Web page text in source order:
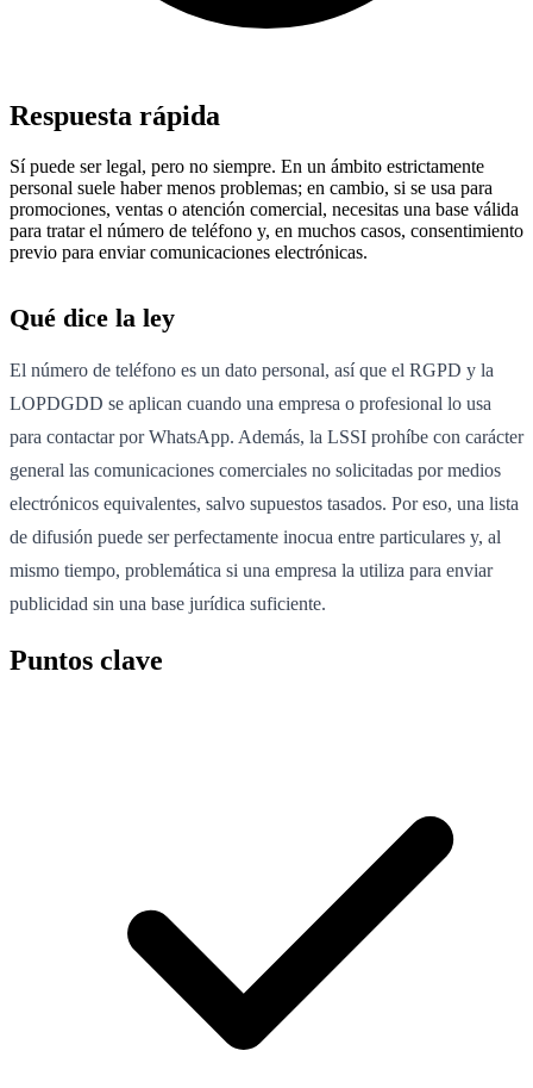
Respuesta rápida
Sí puede ser legal, pero no siempre. En un ámbito estrictamente
personal suele haber menos problemas; en cambio, si se usa para
promociones, ventas o atención comercial, necesitas una base válida
para tratar el número de teléfono y, en muchos casos, consentimiento
previo para enviar comunicaciones electrónicas.
Qué dice la ley
El número de teléfono es un dato personal, así que el RGPD y la
LOPDGDD se aplican cuando una empresa o profesional lo usa
para contactar por WhatsApp. Además, la LSSI prohíbe con carácter
general las comunicaciones comerciales no solicitadas por medios
electrónicos equivalentes, salvo supuestos tasados. Por eso, una lista
de difusión puede ser perfectamente inocua entre particulares y, al
mismo tiempo, problemática si una empresa la utiliza para enviar
publicidad sin una base jurídica suficiente.
Puntos clave